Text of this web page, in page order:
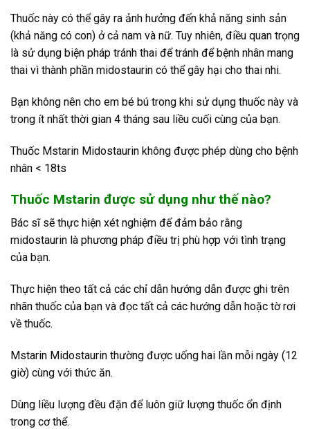
Thuốc này có thể gây ra ảnh hưởng đến khả năng sinh sản
(khả năng có con) ở cả nam và nữ. Tuy nhiên, điều quan trọng
là sử dụng biện pháp tránh thai để tránh để bệnh nhân mang
thai vì thành phần midostaurin có thể gây hại cho thai nhi.
Bạn không nên cho em bé bú trong khi sử dụng thuốc này và
trong ít nhất thời gian 4 tháng sau liều cuối cùng của bạn.
Thuốc Mstarin Midostaurin không được phép dùng cho bệnh
nhân < 18ts
Thuốc Mstarin được sử dụng như thế nào?
Bác sĩ sẽ thực hiện xét nghiệm để đảm bảo rằng
midostaurin là phương pháp điều trị phù hợp với tình trạng
của bạn.
Thực hiện theo tất cả các chỉ dẫn hướng dẫn được ghi trên
nhãn thuốc của bạn và đọc tất cả các hướng dẫn hoặc tờ rơi
về thuốc.
Mstarin Midostaurin thường được uống hai lần mỗi ngày (12
giờ) cùng với thức ăn.
Dùng liều lượng đều đặn để luôn giữ lượng thuốc ổn định
trong cơ thể.